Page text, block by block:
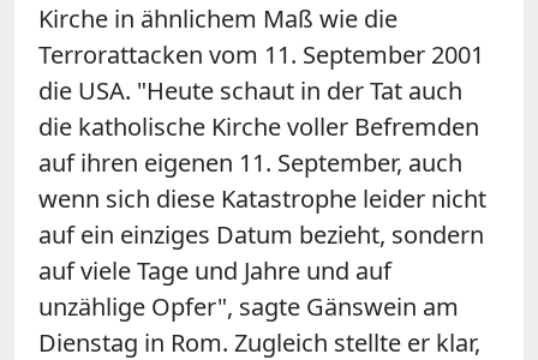
Kirche in ähnlichem Maß wie die
Terrorattacken vom 11. September 2001
die USA. "Heute schaut in der Tat auch
die katholische Kirche voller Befremden
auf ihren eigenen 11. September, auch
wenn sich diese Katastrophe leider nicht
auf ein einziges Datum bezieht, sondern
auf viele Tage und Jahre und auf
unzählige Opfer", sagte Gänswein am
Dienstag in Rom. Zugleich stellte er klar,